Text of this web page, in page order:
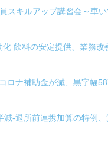
スキルアップ講習会～車
飲料の安定提供、業務改
ロナ補助金が減、黒字幅
-退所前連携加算の特例